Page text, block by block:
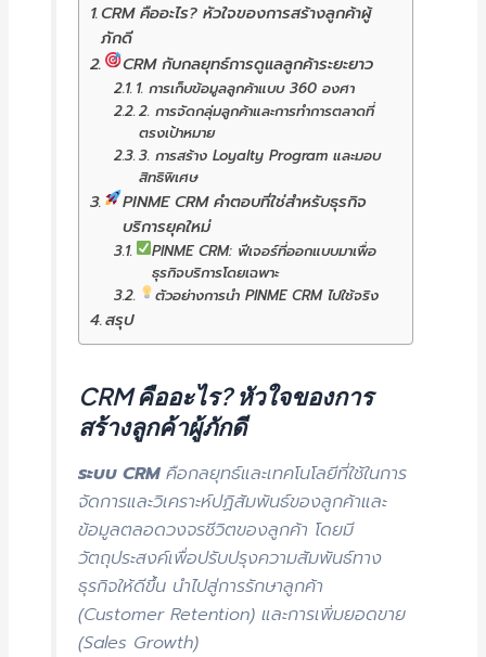
CRM คืออะไร? หัวใจของการสร้างลูกค้าผู้
ภักดี
CRM กับกลยุทธ์การดูแลลูกค้าระยะยาว
1. การเก็บข้อมูลลูกค้าแบบ 360 องศา
2. การจัดกลุ่มลูกค้าและการทำการตลาดที่
ตรงเป้าหมาย
3. การสร้าง Loyalty Program และมอบ
สิทธิพิเศษ
PINME CRM คำตอบที่ใช่สำหรับธุรกิจ
บริการยุคใหม่
PINME CRM: ฟีเจอร์ที่ออกแบบมาเพื่อ
ธุรกิจบริการโดยเฉพาะ
ตัวอย่างการนำ PINME CRM ไปใช้จริง
สรุป
CRM คืออะไร? หัวใจของการ
สร้างลูกค้าผู้ภักดี
ระบบ CRMคือกลยุทธ์และเทคโนโลยีที่ใช้ในการ
จัดการและวิเคราะห์ปฏิสัมพันธ์ของลูกค้าและ
ข้อมูลตลอดวงจรชีวิตของลูกค้า โดยมี
วัตถุประสงค์เพื่อปรับปรุงความสัมพันธ์ทาง
ธุรกิจให้ดีขึ้น นำไปสู่การรักษาลูกค้า
(Customer Retention) และการเพิ่มยอดขาย
(Sales Growth)